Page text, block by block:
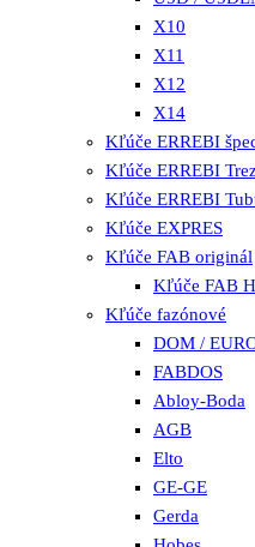
X10
X11
X12
X14
Kľúče ERREBI
Kľúče ERREBI
Kľúče ERREBI
Kľúče EXPRES
Kľúče FAB originál
Kľúče FAB
Kľúče fazónové
DOM /
FABDOS
Abloy-Boda
AGB
Elto
GE-GE
Gerda